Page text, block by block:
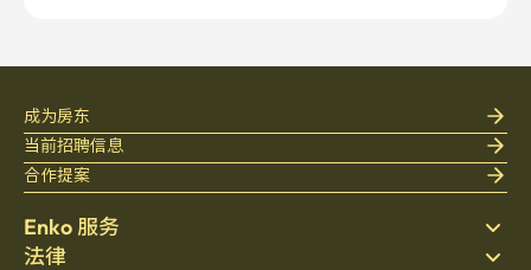
Enko 服务
搜索房源
法律
成为房东
当前招聘信息
合作提案